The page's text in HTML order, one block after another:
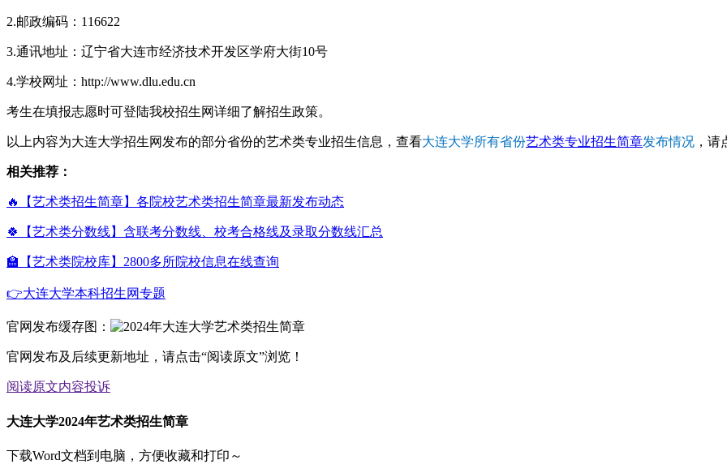
2.邮政编码：116622
3.通讯地址：辽宁省大连市经济技术开发区学府大街10号
4.学校网址：http://www.dlu.edu.cn
考生在填报志愿时可登陆我校招生网详细了解招生政策。
以上内容为大连大学招生网发布的部分省份的艺术类专业招生信息，查看大连大学所有省份艺术类专业招生简章发布情况 ，请
相关推荐：
🔥【艺术类招生简章】各院校艺术类招生简章最新发布动态
🍀【艺术类分数线】含联考分数线、校考合格线及录取分数线汇总
🏫【艺术类院校库】2800多所院校信息在线查询
👉大连大学本科招生网专题
官网发布缓存图：
官网发布及后续更新地址，请点击“阅读原文”浏览！
阅读原文内容投诉
大连大学2024年艺术类招生简章
下载Word文档到电脑，方便收藏和打印～